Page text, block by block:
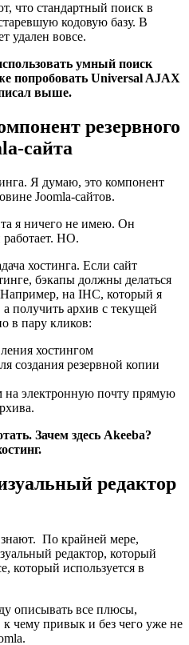
что стандартный поиск в
кодовую базу. В
удален вовсе.
умный поиск
попробовать Universal AJAX
выше.
резервного
сайта
Я думаю, это компонент
Joomla-сайтов.
я ничего не имею. Он
НО.
хостинга. Если сайт
бэкапы должны делаться
на IHC, который я
получить архив с текущей
в пару кликов:
хостингом
создания резервной копии
на электронную почту прямую
Зачем здесь Akeeba?
редактор
знают. По крайней мере,
редактор, который
который используется в
описывать все плюсы,
чему привык и без чего уже не